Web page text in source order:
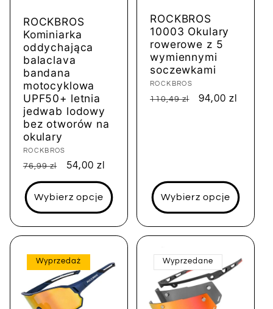
ROCKBROS
Kominiarka
oddychająca
balaclava
bandana
motocyklowa
UPF50+ letnia
jedwab lodowy
bez otworów na
okulary
Dostawca:
ROCKBROS
Cena
regularna
76,99 zl
Cena
sprzedaży
54,00 zl
Wybierz opcje
ROCKBROS
10003 Okulary
rowerowe z 5
wymiennymi
soczewkami
Dostawca:
ROCKBROS
Cena
110,49 zl
Cena
94,00 zl
Wybierz opcje
Wyprzedaż Wyprzedane